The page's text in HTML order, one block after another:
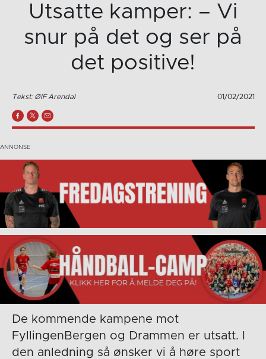
Utsatte kamper: – Vi
snur på det og ser på
det positive!
Tekst: ØIF Arendal 01/02/2021
De kommende kampene mot
FyllingenBergen og Drammen er utsatt. I
den anledning så ønsker vi å høre sport